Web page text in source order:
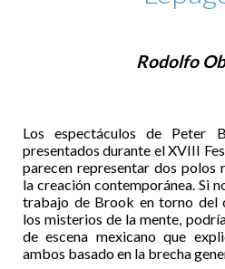
Rodolfo
Los espectáculos de Peter
presentados durante el XVIII
parecen representar dos polos
la creación contemporánea. Si
trabajo de Brook en torno del
los misterios de la mente,
de escena mexicano que
ambos basado en la brecha